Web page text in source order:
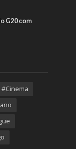
G20 com
#Cinema